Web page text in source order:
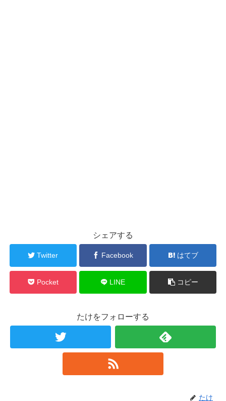
シェアする
Twitter Facebook はてブ
Pocket LINE コピー
たけをフォローする
たけ